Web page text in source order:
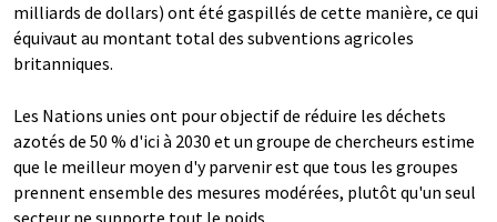
milliards de dollars) ont été gaspillés de cette manière, ce qui
équivaut au montant total des subventions agricoles
britanniques.
Les Nations unies ont pour objectif de réduire les déchets
azotés de 50 % d'ici à 2030 et un groupe de chercheurs estime
que le meilleur moyen d'y parvenir est que tous les groupes
prennent ensemble des mesures modérées, plutôt qu'un seul